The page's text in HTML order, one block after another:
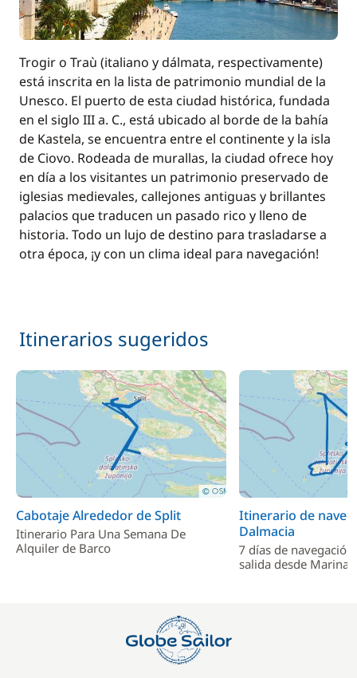
Trogir o Traù (italiano y dálmata, respectivamente)
está inscrita en la lista de patrimonio mundial de la
Unesco. El puerto de esta ciudad histórica, fundada
en el siglo III a. C., está ubicado al borde de la bahía
de Kastela, se encuentra entre el continente y la isla
de Ciovo. Rodeada de murallas, la ciudad ofrece hoy
en día a los visitantes un patrimonio preservado de
iglesias medievales, callejones antiguas y brillantes
palacios que traducen un pasado rico y lleno de
historia. Todo un lujo de destino para trasladarse a
otra época, ¡y con un clima ideal para navegación!
Itinerarios sugeridos
Cabotaje Alrededor de Split
Itinerario Para Una Semana De
Alquiler de Barco
Itinerario de
Dalmacia
7 días de
salida desde Marina